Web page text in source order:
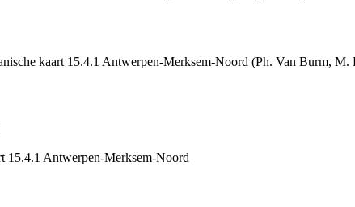
kaart 15.4.1 Antwerpen-Merksem-Noord (Ph. Van Burm,
15.4.1 Antwerpen-Merksem-Noord